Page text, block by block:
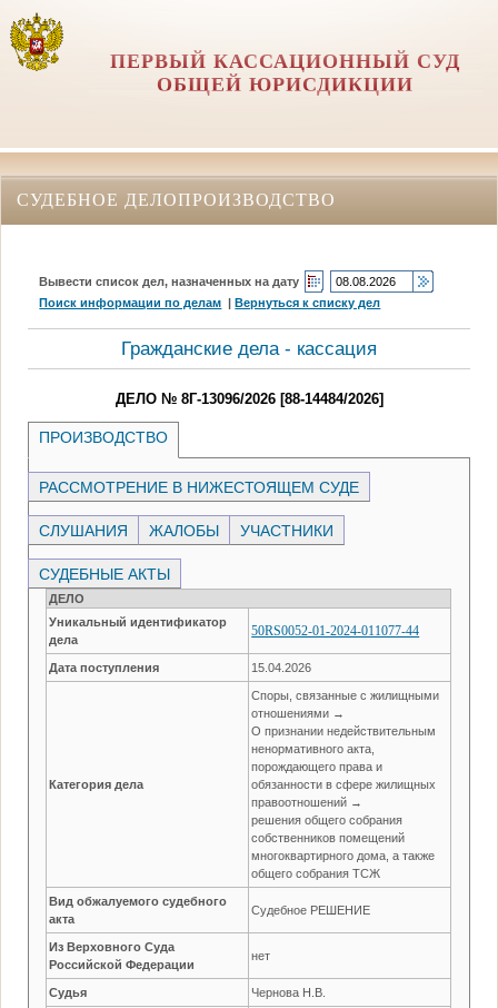
ПЕРВЫЙ КАССАЦИОННЫЙ СУД
ОБЩЕЙ ЮРИСДИКЦИИ
СУДЕБНОЕ ДЕЛОПРОИЗВОДСТВО
Вывести список дел, назначенных на дату
Поиск информации по делам |Вернуться к списку дел
Гражданские дела - кассация
ДЕЛО № 8Г-13096/2026 [88-14484/2026]
ПРОИЗВОДСТВО
РАССМОТРЕНИЕ В НИЖЕСТОЯЩЕМ СУДЕ
СЛУШАНИЯ ЖАЛОБЫ УЧАСТНИКИ
СУДЕБНЫЕ АКТЫ
ДЕЛО
Уникальный идентификатор
дела
50RS0052-01-2024-011077-44
Дата поступления 15.04.2026
Категория дела
Споры, связанные с жилищными
отношениями →
О признании недействительным
ненормативного акта,
порождающего права и
обязанности в сфере жилищных
правоотношений →
решения общего собрания
собственников помещений
многоквартирного дома, а также
общего собрания ТСЖ
Вид обжалуемого судебного
акта
Судебное РЕШЕНИЕ
Из Верховного Суда
Российской Федерации
нет
Судья Чернова Н.В.